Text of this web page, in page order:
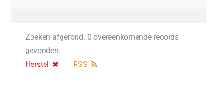
Zoeken afgerond. 0 overeenkomende records
gevonden.
Herstel
RSS